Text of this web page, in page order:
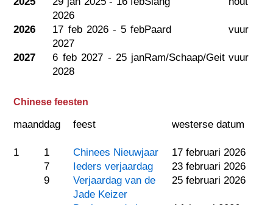
2026
2026
17 feb 2026 - 5 feb
2027
Paard vuur
2027
6 feb 2027 - 25 jan
2028
Ram/Schaap/Geit vuur
Chinese feesten
maanddag feest westerse datum
1 1 Chinees Nieuwjaar
17 februari 2026
7
Ieders verjaardag
23 februari 2026
9
Verjaardag van de
Jade Keizer
25 februari 2026